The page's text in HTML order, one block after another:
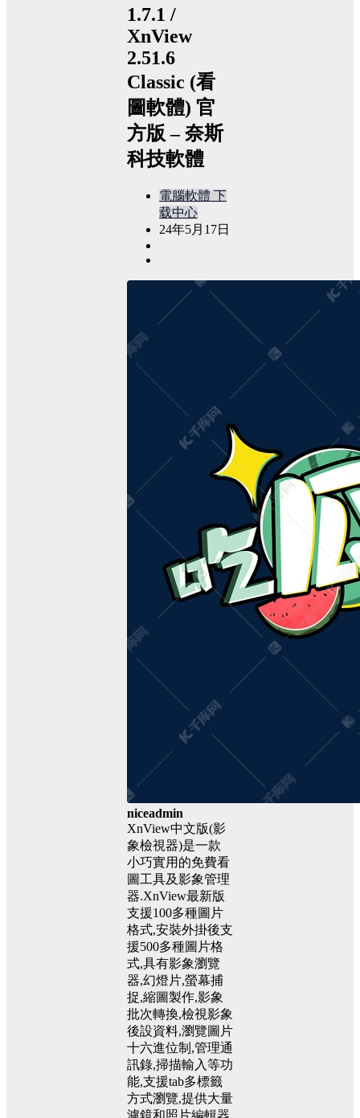
1.7.1 /
XnView
2.51.6
Classic (看
圖軟體) 官
方版 – 奈斯
科技軟體
電腦軟體 下
载中心
24年5月17日
niceadmin
XnView中文版(影
象檢視器)是一款
小巧實用的免費看
圖工具及影象管理
器.XnView最新版
支援100多種圖片
格式,安裝外掛後支
援500多種圖片格
式,具有影象瀏覽
器,幻燈片,螢幕捕
捉,縮圖製作,影象
批次轉換,檢視影象
後設資料,瀏覽圖片
十六進位制,管理通
訊錄,掃描輸入等功
能,支援tab多標籤
方式瀏覽,提供大量